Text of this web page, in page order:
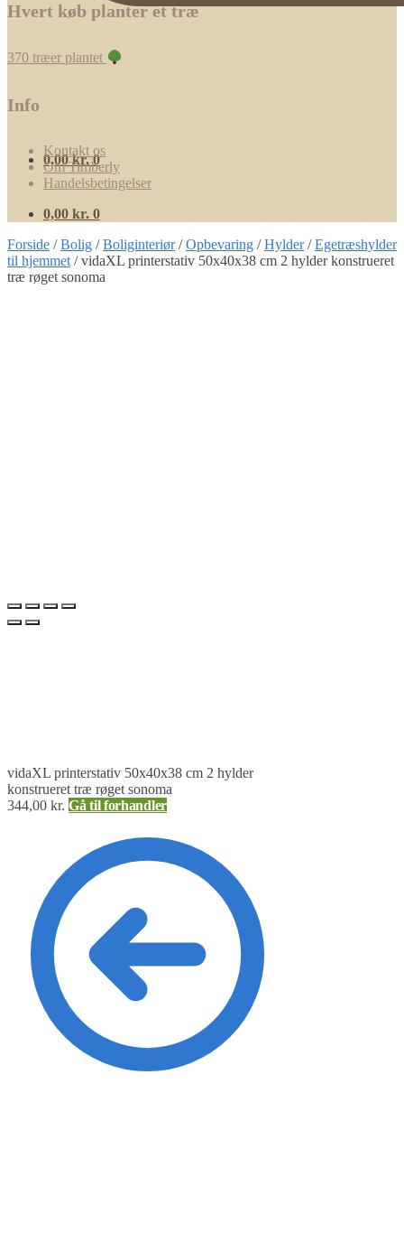
0,00kr. 0
Hvert køb planter et træ
370 træer plantet
Info
Kontakt os
Om Timberly
Handelsbetingelser
0,00 kr. 0
Forside /Bolig /Boliginteriør/Opbevaring /Hylder/Egetræshylder
til hjemmet /vidaXL printerstativ 50x40x38 cm 2 hylder konstrueret
træ røget sonoma
vidaXL printerstativ 50x40x38 cm 2 hylder
konstrueret træ røget sonoma
344,00 kr. Gå til forhandler